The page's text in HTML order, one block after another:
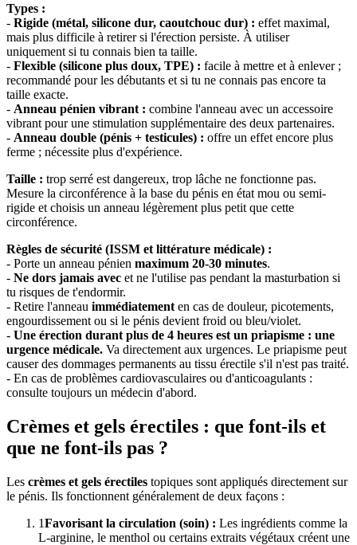
Types :
- Rigide (métal, silicone dur, caoutchouc dur) : effet maximal,
mais plus difficile à retirer si l'érection persiste. À utiliser
uniquement si tu connais bien ta taille.
- Flexible (silicone plus doux, TPE) : facile à mettre et à enlever ;
recommandé pour les débutants et si tu ne connais pas encore ta
taille exacte.
- Anneau pénien vibrant : combine l'anneau avec un accessoire
vibrant pour une stimulation supplémentaire des deux partenaires.
- Anneau double (pénis + testicules) : offre un effet encore plus
ferme ; nécessite plus d'expérience.
Taille : trop serré est dangereux, trop lâche ne fonctionne pas.
Mesure la circonférence à la base du pénis en état mou ou semi-
rigide et choisis un anneau légèrement plus petit que cette
circonférence.
Règles de sécurité (ISSM et littérature médicale) :
- Porte un anneau pénien maximum 20-30 minutes.
- Ne dors jamais avec et ne l'utilise pas pendant la masturbation si
tu risques de t'endormir.
- Retire l'anneau immédiatement en cas de douleur, picotements,
engourdissement ou si le pénis devient froid ou bleu/violet.
- Une érection durant plus de 4 heures est un priapisme : une
urgence médicale. Va directement aux urgences. Le priapisme peut
causer des dommages permanents au tissu érectile s'il n'est pas traité.
- En cas de problèmes cardiovasculaires ou d'anticoagulants :
consulte toujours un médecin d'abord.
Crèmes et gels érectiles : que font-ils et
que ne font-ils pas ?
Les crèmes et gels érectiles topiques sont appliqués directement sur
le pénis. Ils fonctionnent généralement de deux façons :
1Favorisant la circulation (soin) : Les ingrédients comme la
L-arginine, le menthol ou certains extraits végétaux créent une